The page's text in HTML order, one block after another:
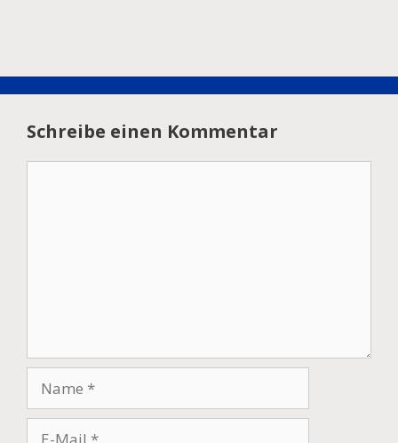
Schreibe einen Kommentar